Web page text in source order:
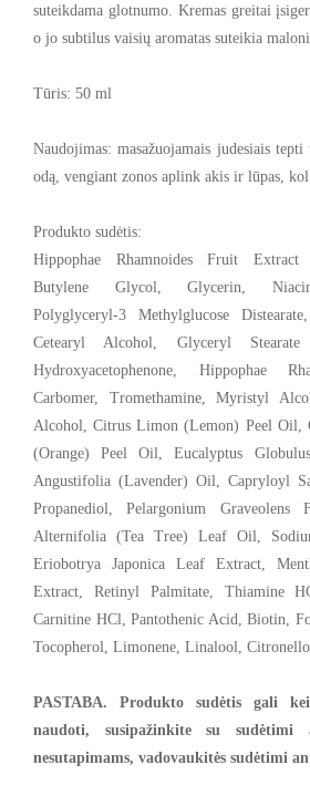
suteikdama glotnumo. Kremas greitai
o jo subtilus vaisių aromatas suteikia
Tūris: 50 ml
Naudojimas: masažuojamais judesiais
odą, vengiant zonos aplink akis ir lūpas, kol
Produkto sudėtis:
Hippophae Rhamnoides Fruit Extract
Butylene Glycol, Glycerin,
Polyglyceryl-3 Methylglucose
Cetearyl Alcohol, Glyceryl Stearate
Hydroxyacetophenone, Hippophae
Carbomer, Tromethamine, Myristyl
Alcohol, Citrus Limon (Lemon) Peel Oil,
(Orange) Peel Oil, Eucalyptus
Angustifolia (Lavender) Oil, Capryloyl
Propanediol, Pelargonium
Alternifolia (Tea Tree) Leaf Oil,
Eriobotrya Japonica Leaf Extract,
Extract, Retinyl Palmitate, Thiamine
Carnitine HCl, Pantothenic Acid, Biotin,
Tocopherol, Limonene, Linalool,
PASTABA. Produkto sudėtis gali
naudoti, susipažinkite su sudėtimi
nesutapimams, vadovaukitės sudėtimi